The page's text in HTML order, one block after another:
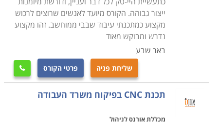
ייצור גבוהה. הקורס מיועד לאנשים שרוצים לרכוש
מקצוע כמתכנתי עיבוד שבבי ממוחשב. זהו מקצוע
נדרש ומבוקש מאוד
באר שבע
שליחת פניה פרטי הקורס 
תכנת CNC בפיקוח משרד העבודה
מכללת אורנס לניהול